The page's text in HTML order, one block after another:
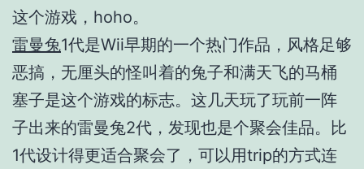
这个游戏，hoho。
雷曼兔1代是Wii早期的一个热门作品，风格足够
恶搞，无厘头的怪叫着的兔子和满天飞的马桶
塞子是这个游戏的标志。这几天玩了玩前一阵
子出来的雷曼兔2代，发现也是个聚会佳品。比
1代设计得更适合聚会了，可以用trip的方式连